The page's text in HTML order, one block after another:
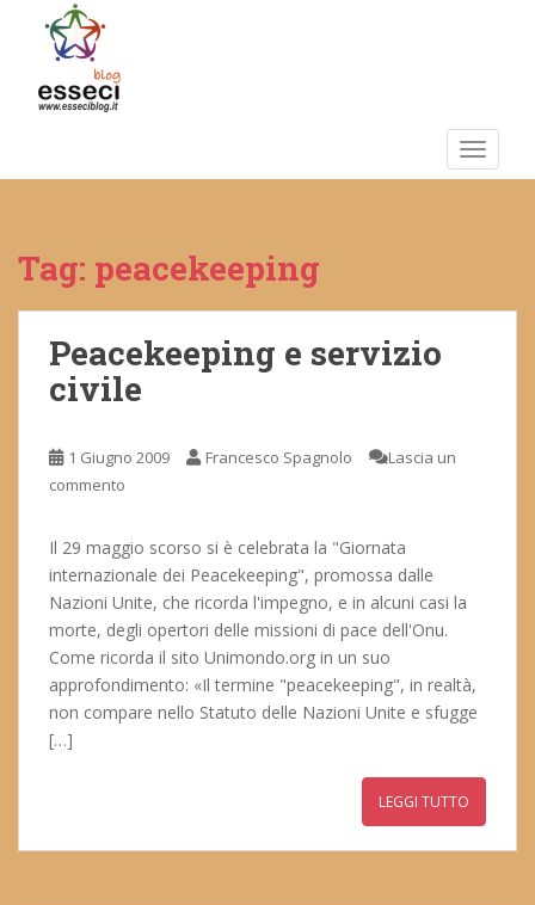
m
Tag: peacekeeping
Peacekeeping e servizio
civile
1 Giugno 2009 Francesco Spagnolo
Lascia un
commento
Il 29 maggio scorso si è celebrata la "Giornata
internazionale dei Peacekeeping", promossa dalle
Nazioni Unite, che ricorda l'impegno, e in alcuni casi la
morte, degli opertori delle missioni di pace dell'Onu.
Come ricorda il sito Unimondo.org in un suo
approfondimento: «Il termine "peacekeeping", in realtà,
non compare nello Statuto delle Nazioni Unite e sfugge
[…]
LEGGI TUTTO